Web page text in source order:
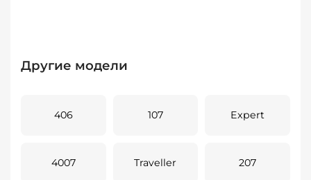
Другие модели
406 107 Expert
4007 Traveller 207